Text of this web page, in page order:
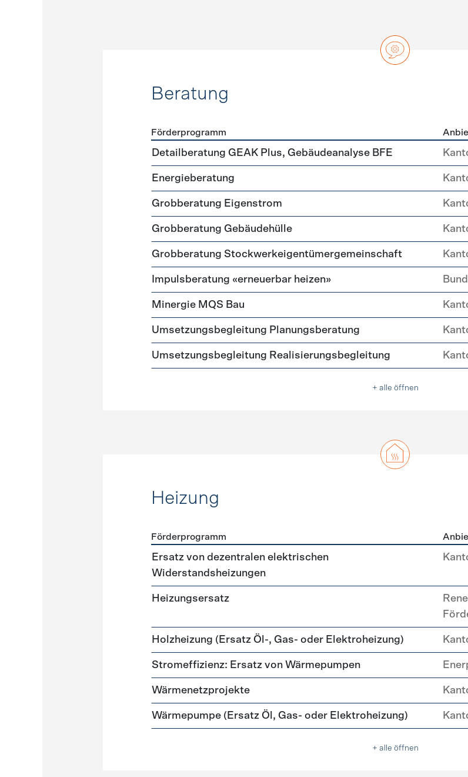
Beratung
Förderprogramme Beratung
Förderprogramm
Detailberatung GEAK Plus, Gebäudeanalyse BFE
Energieberatung
Grobberatung Eigenstrom
Grobberatung Gebäudehülle
Grobberatung Stockwerkeigentümergemeinschaft
Impulsberatung «erneuerbar heizen»
Minergie MQS Bau
Umsetzungsbegleitung Planungsberatung
Umsetzungsbegleitung Realisierungsbegleitung
+ alle öffnen
Heizung
Förderprogramme Heizung
Förderprogramm
Ersatz von dezentralen elektrischen
Widerstandsheizungen
Heizungsersatz
Holzheizung (Ersatz Öl-, Gas- oder Elektroheizung)
Stromeffizienz: Ersatz von Wärmepumpen
Wärmenetzprojekte
Wärmepumpe (Ersatz Öl, Gas- oder Elektroheizung)
+ alle öffnen